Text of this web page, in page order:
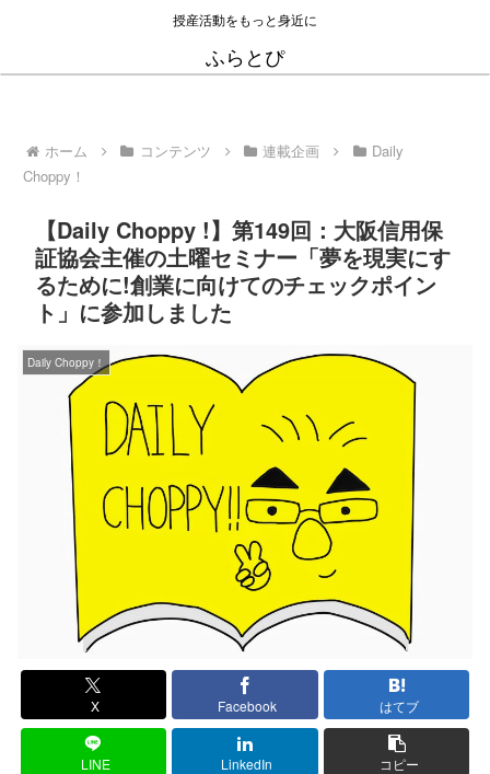
授産活動をもっと身近に
ふらとぴ
ホーム コンテンツ 連載企画
Daily
Choppy！
【Daily Choppy !】第149回：大阪信用保
証協会主催の土曜セミナー「夢を現実にす
るために!創業に向けてのチェックポイン
ト」に参加しました
Daily Choppy！
X Facebook はてブ
LINE LinkedIn コピー